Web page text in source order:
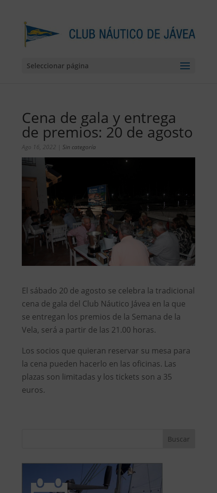
Seleccionar página
Cena de gala y entrega
de premios: 20 de agosto
Ago 16, 2022 | Sin categoría
El sábado 20 de agosto se celebra la tradicional
cena de gala del Club Náutico Jávea en la que
se entregan los premios de la Semana de la
Vela, será a partir de las 21.00 horas.
Los socios que quieran reservar su mesa para
la cena pueden hacerlo en las oficinas. Las
plazas son limitadas y los tickets son a 35
euros.